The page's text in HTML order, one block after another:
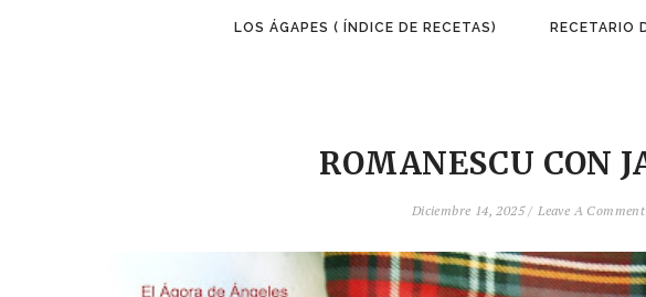
LOS ÁGAPES ( ÍNDICE DE RECETAS) RECETARIO
ROMANESCU CON
Diciembre 14, 2025 / Leave A Comment